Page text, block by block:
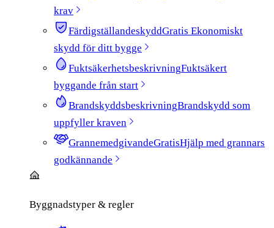
krav
FärdigställandeskyddGratis Ekonomiskt
skydd för ditt bygge
FuktsäkerhetsbeskrivningFuktsäkert
byggande från start
BrandskyddsbeskrivningBrandskydd som
uppfyller kraven
GrannemedgivandeGratisHjälp med grannars
godkännande
Byggnadstyper & regler